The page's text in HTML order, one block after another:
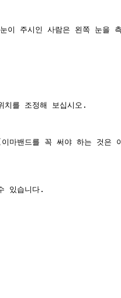
주시인 사람은 왼쪽 눈을 측
를 조정해 보십시오.
마밴드를 꼭 써야 하는 것은
있습니다.